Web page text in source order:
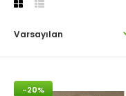
-20%